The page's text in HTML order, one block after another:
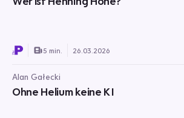
5 min. 26.03.2026
Alan Gałecki
Ohne Helium keine KI